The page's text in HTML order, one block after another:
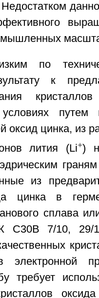
по
к
путем
цинка, из
лития (Li+)
из
цинка в
сплава
7/10, 29/
электронной
требует